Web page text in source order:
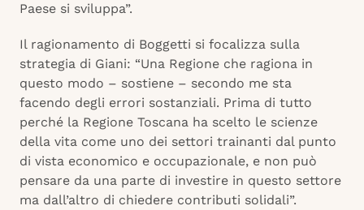
Paese si sviluppa”.
Il ragionamento di Boggetti si focalizza sulla
strategia di Giani: “Una Regione che ragiona in
questo modo – sostiene – secondo me sta
facendo degli errori sostanziali. Prima di tutto
perché la Regione Toscana ha scelto le scienze
della vita come uno dei settori trainanti dal punto
di vista economico e occupazionale, e non può
pensare da una parte di investire in questo settore
ma dall’altro di chiedere contributi solidali”.